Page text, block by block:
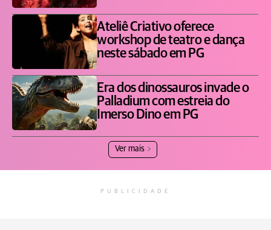
Ateliê Criativo oferece
workshop de teatro e dança
neste sábado em PG
Era dos dinossauros invade o
Palladium com estreia do
Imerso Dino em PG
Ver mais
PUBLICIDADE